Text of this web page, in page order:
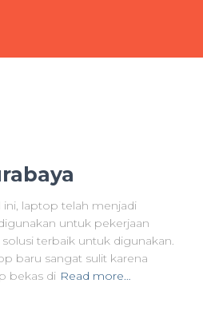
ini, laptop telah menjadi
untuk pekerjaan
terbaik untuk digunakan.
baru sangat sulit karena
bekas di Read more…